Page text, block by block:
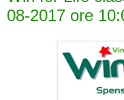
08-2017 ore